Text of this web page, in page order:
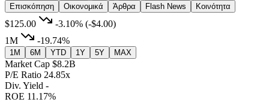
Επισκόπηση
Οικονομικά Άρθρα Flash News Κοινότητα
$125.00 -3.10% (-$4.00)
1M
-19.74%
1M 6M YTD 1Y 5Y MAX
Market Cap $8.2B
P/E Ratio 24.85x
Div. Yield -
ROE 11.17%